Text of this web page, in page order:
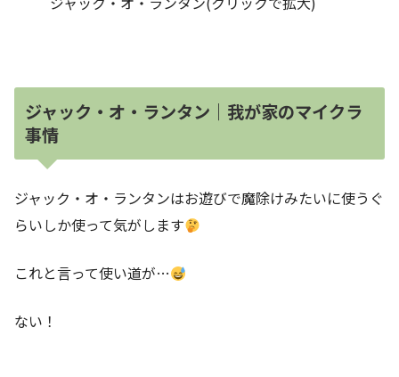
ジャック・オ・ランタン｜我が家のマイクラ
事情
ジャック・オ・ランタンはお遊びで魔除けみたいに使うぐ
らいしか使って気がします
これと言って使い道が…
ない！